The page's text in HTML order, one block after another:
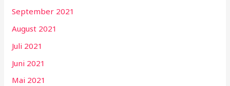
September 2021
August 2021
Juli 2021
Juni 2021
Mai 2021